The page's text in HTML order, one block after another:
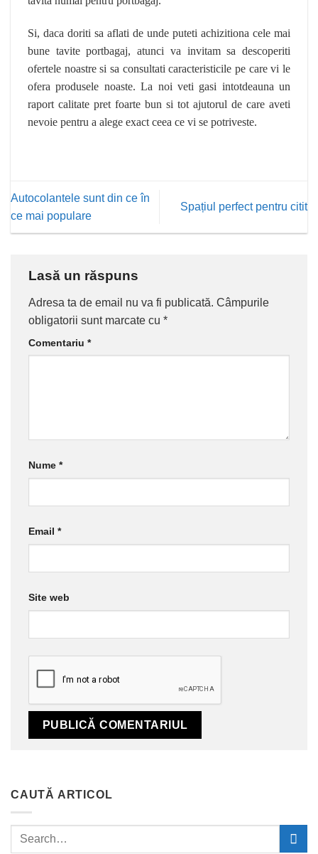
Si, daca doriti sa aflati de unde puteti achizitiona cele mai
bune tavite portbagaj, atunci va invitam sa descoperiti
ofertele noastre si sa consultati caracteristicile pe care vi le
ofera produsele noaste. La noi veti gasi intotdeauna un
raport calitate pret foarte bun si tot ajutorul de care aveti
nevoie pentru a alege exact ceea ce vi se potriveste.
Autocolantele sunt din ce în
ce mai populare
Spațiul perfect pentru citit
Lasă un răspuns
Adresa ta de email nu va fi publicată. Câmpurile
obligatorii sunt marcate cu *
Comentariu *
Nume *
Email *
Site web
CAUTĂ ARTICOL